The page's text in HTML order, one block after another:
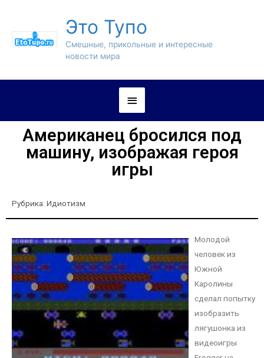
Это Тупо
Смешные, прикольные и интересные
новости мира
Американец бросился под
машину, изображая героя
игры
Рубрика: Идиотизм
Молодой
человек из
Южной
Каролины
сделал попытку
изобразить
лягушонка из
видеоигры